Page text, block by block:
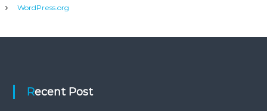
WordPress.org
Recent Post